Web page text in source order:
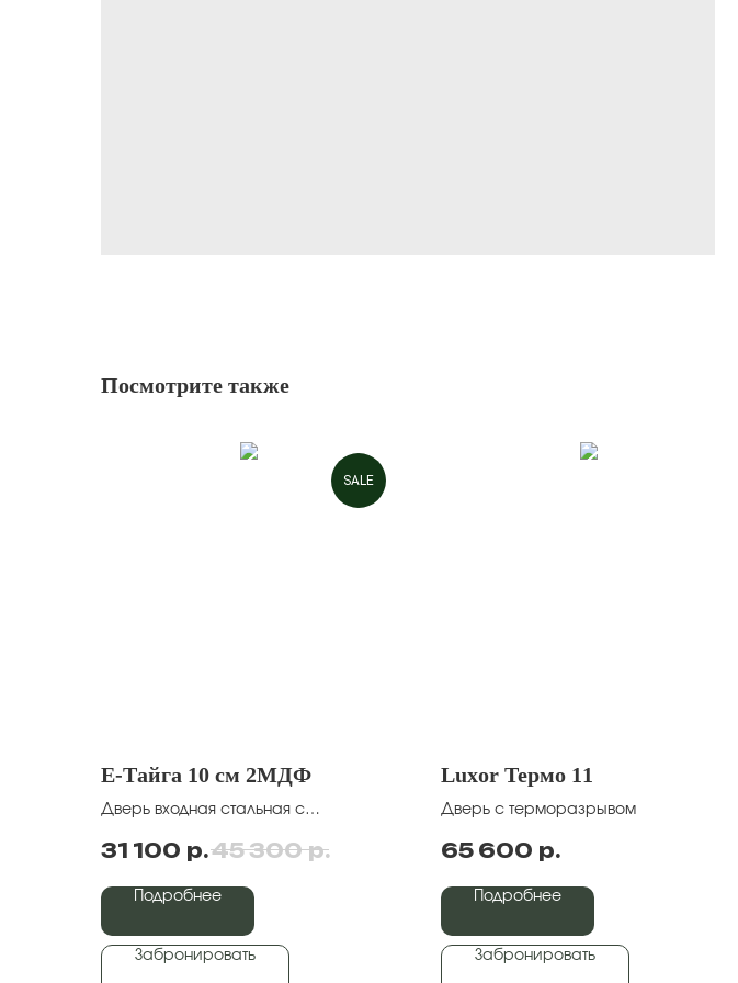
Посмотрите также
SALE
Е-Тайга 10 см 2МДФ
Дверь входная стальная с
31 100 р.45 300 р.
Подробнее
Забронировать
Luxor Термо 11
Дверь с терморазрывом
65 600 р.
Подробнее
Забронировать